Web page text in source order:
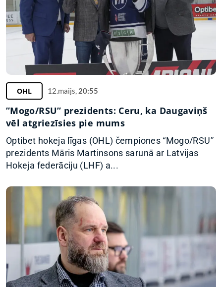
OHL 12.maijs, 20:55
”Mogo/RSU” prezidents: Ceru, ka Daugaviņš
vēl atgriezīsies pie mums
Optibet hokeja līgas (OHL) čempiones “Mogo/RSU”
prezidents Māris Martinsons sarunā ar Latvijas
Hokeja federāciju (LHF) a...